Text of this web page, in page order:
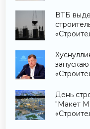
ВТБ
День
"Макет